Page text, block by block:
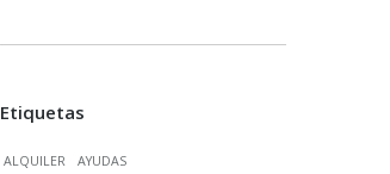
Etiquetas
ALQUILER AYUDAS